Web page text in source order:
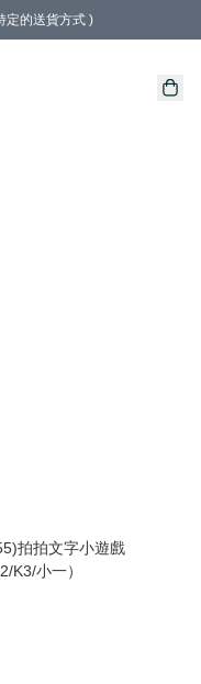
定的送貨方式 )
拍拍文字小遊戲
K3/小一）